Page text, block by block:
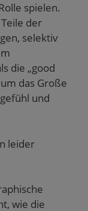
spielen.
der
selektiv
die „good
das Große
und
leider
wie die